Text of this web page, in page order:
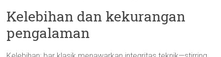
Kelebihan dan kekurangan
pengalaman